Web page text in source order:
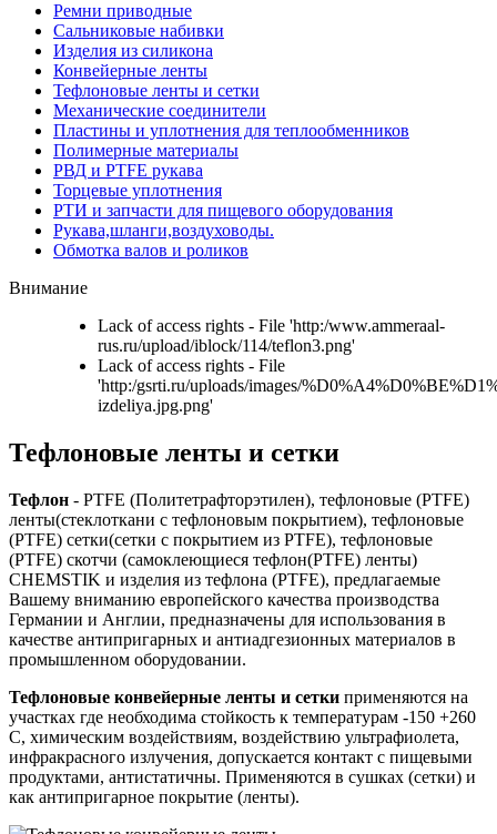
Ремни приводные
Сальниковые набивки
Изделия из силикона
Конвейерные ленты
Тефлоновые ленты и сетки
Механические соединители
Пластины и уплотнения для теплообменников
Полимерные материалы
РВД и PTFE рукава
Торцевые уплотнения
РТИ и запчасти для пищевого оборудования
Рукава,шланги,воздуховоды.
Обмотка валов и роликов
Внимание
Lack of access rights - File 'http:/www.ammeraal-
rus.ru/upload/iblock/114/teflon3.png'
Lack of access rights - File
'http:/gsrti.ru/uploads/images/
izdeliya.jpg.png'
Тефлоновые ленты и сетки
Тефлон - PTFE (Политетрафторэтилен), тефлоновые (PTFE)
ленты(стеклоткани с тефлоновым покрытием), тефлоновые
(PTFE) сетки(сетки с покрытием из PTFE), тефлоновые
(PTFE) скотчи (самоклеющиеся тефлон(PTFE) ленты)
CHEMSTIK и изделия из тефлона (PTFE), предлагаемые
Вашему вниманию европейского качества производства
Германии и Англии, предназначены для использования в
качестве антипригарных и антиадгезионных материалов в
промышленном оборудовании.
Тефлоновые конвейерные ленты и сетки применяются на
участках где необходима стойкость к температурам -150 +260
С, химическим воздействиям, воздействию ультрафиолета,
инфракрасного излучения, допускается контакт с пищевыми
продуктами, антистатичны. Применяются в сушках (сетки) и
как антипригарное покрытие (ленты).